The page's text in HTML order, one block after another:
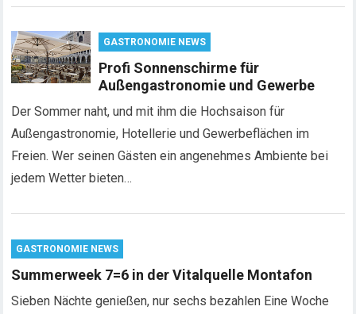
GASTRONOMIE NEWS
Profi Sonnenschirme für
Außengastronomie und Gewerbe
Der Sommer naht, und mit ihm die Hochsaison für
Außengastronomie, Hotellerie und Gewerbeflächen im
Freien. Wer seinen Gästen ein angenehmes Ambiente bei
jedem Wetter bieten…
GASTRONOMIE NEWS
Summerweek 7=6 in der Vitalquelle Montafon
Sieben Nächte genießen, nur sechs bezahlen Eine Woche